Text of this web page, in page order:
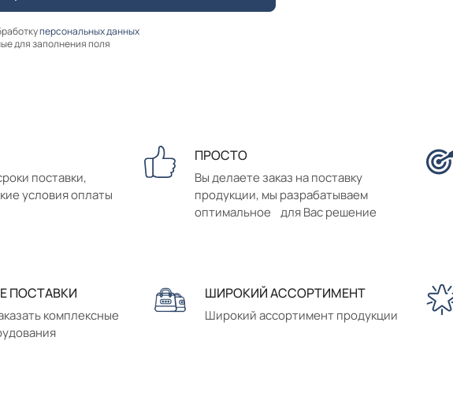
персональных данных
для заполнения поля
поставки,
условия оплаты
ПРОСТО
Вы делаете заказ на поставку
продукции, мы разрабатываем
оптимальное для Вас решение
ПОСТАВКИ
комплексные
ШИРОКИЙ АССОРТИМЕНТ
Широкий ассортимент продукции